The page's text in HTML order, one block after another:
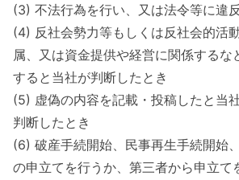
(3) 不法行為を行い、又は法令等に違
(4) 反社会勢力等もしくは反社会的活
属、又は資金提供や経営に関係するな
すると当社が判断したとき
(5) 虚偽の内容を記載・投稿したと当
判断したとき
(6) 破産手続開始、民事再生手続開始
の申立てを行うか、第三者から申立て